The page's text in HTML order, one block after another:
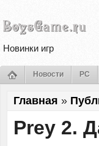
Новинки игр
Новости PC
Главная »
Prey 2.